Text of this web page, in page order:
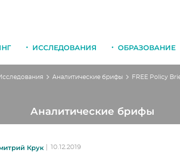
ИССЛЕДОВАНИЯ ОБРАЗОВАНИЕ
Аналитические брифы
Аналитические брифы
Крук 10.12.2019